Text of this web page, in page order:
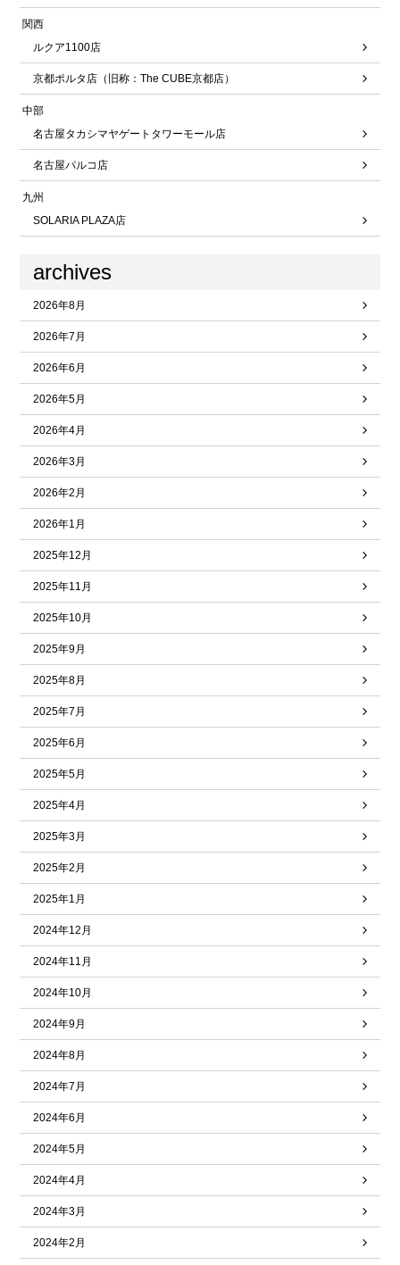
関西
ルクア1100店
京都ポルタ店（旧称：The CUBE京都店）
中部
名古屋タカシマヤゲートタワーモール店
名古屋パルコ店
九州
SOLARIA PLAZA店
archives
2026年8月
2026年7月
2026年6月
2026年5月
2026年4月
2026年3月
2026年2月
2026年1月
2025年12月
2025年11月
2025年10月
2025年9月
2025年8月
2025年7月
2025年6月
2025年5月
2025年4月
2025年3月
2025年2月
2025年1月
2024年12月
2024年11月
2024年10月
2024年9月
2024年8月
2024年7月
2024年6月
2024年5月
2024年4月
2024年3月
2024年2月